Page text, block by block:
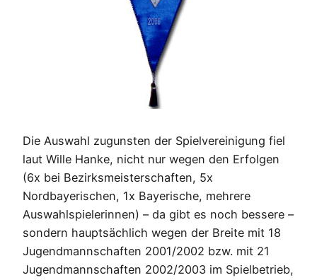
Die Auswahl zugunsten der Spielvereinigung fiel
laut Wille Hanke, nicht nur wegen den Erfolgen
(6x bei Bezirksmeisterschaften, 5x
Nordbayerischen, 1x Bayerische, mehrere
Auswahlspielerinnen) – da gibt es noch bessere –
sondern hauptsächlich wegen der Breite mit 18
Jugendmannschaften 2001/2002 bzw. mit 21
Jugendmannschaften 2002/2003 im Spielbetrieb,